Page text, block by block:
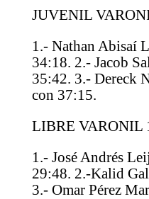
JUVENIL
1.- Nathan Abisaí
34:18. 2.- Jacob
35:42. 3.- Dereck
con 37:15.
LIBRE VARONIL
1.- José Andrés
29:48. 2.-Kalid
3.- Omar Pérez